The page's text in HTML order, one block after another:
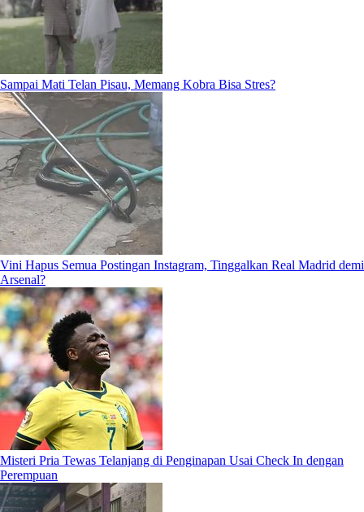
Sampai Mati Telan Pisau, Memang Kobra Bisa Stres?
Vini Hapus Semua Postingan Instagram, Tinggalkan Real Madrid demi
Arsenal?
Misteri Pria Tewas Telanjang di Penginapan Usai Check In dengan
Perempuan